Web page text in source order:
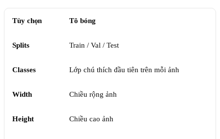
Tùy chọn Tô bóng
Splits Train / Val / Test
Classes Lớp chú thích đầu tiên trên mỗi ảnh
Width Chiều rộng ảnh
Height Chiều cao ảnh